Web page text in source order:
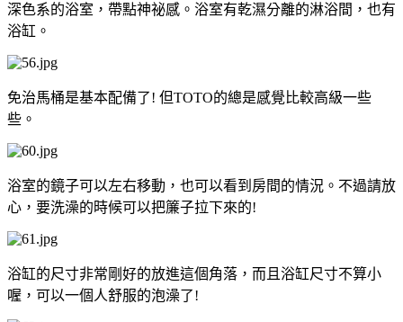
深色系的浴室，帶點神祕感。浴室有乾濕分離的淋浴間，也有
浴缸。
免治馬桶是基本配備了! 但TOTO的總是感覺比較高級一些
些。
浴室的鏡子可以左右移動，也可以看到房間的情況。不過請放
心，要洗澡的時候可以把簾子拉下來的!
浴缸的尺寸非常剛好的放進這個角落，而且浴缸尺寸不算小
喔，可以一個人舒服的泡澡了!